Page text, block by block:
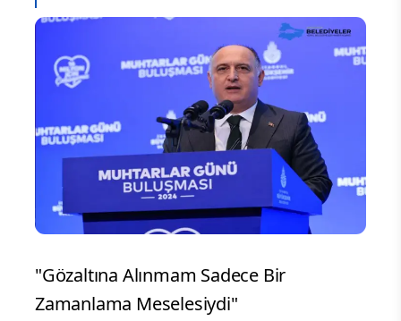
"Gözaltına Alınmam Sadece Bir
Zamanlama Meselesiydi"